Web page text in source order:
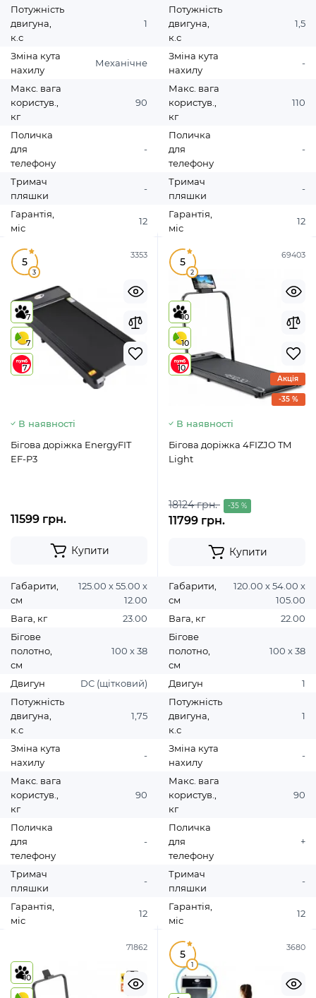
Потужність
двигуна,
к.с
1
Зміна кута
нахилу
Механічне
Макс. вага
користув.,
кг
90
Поличка
для
телефону
-
Тримач
пляшки
-
Гарантія,
міс
12
Потужність
двигуна,
к.с
1,5
Зміна кута
нахилу
-
Макс. вага
користув.,
кг
110
Поличка
для
телефону
-
Тримач
пляшки
-
Гарантія,
міс
12
3353
5
3
7
7
7
В наявності
Бігова доріжка EnergyFIT
EF-P3
11599 грн.
Купити
Габарити,
см
125.00 х 55.00 х
12.00
Вага, кг
23.00
Бігове
полотно,
см
100 х 38
Двигун
DC (щітковий)
Потужність
двигуна,
к.с
1,75
Зміна кута
нахилу
-
Макс. вага
користув.,
кг
90
Поличка
для
телефону
-
Тримач
пляшки
-
Гарантія,
міс
12
69403
5
2
10
10
10
-35 %
Акція
В наявності
Бігова доріжка 4FIZJO TM
Light
18124 грн. -35 %
11799 грн.
Купити
Габарити,
см
120.00 х 54.00 х
105.00
Вага, кг
22.00
Бігове
полотно,
см
100 х 38
Двигун
1
Потужність
двигуна,
к.с
1
Зміна кута
нахилу
-
Макс. вага
користув.,
кг
90
Поличка
для
телефону
+
Тримач
пляшки
-
Гарантія,
міс
12
71862
10
3680
5
1